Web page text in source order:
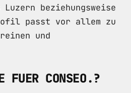
beziehungsweise
passt vor allem zu
und
CONSEO.?